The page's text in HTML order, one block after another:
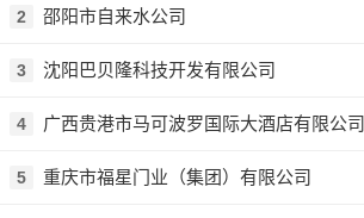
2 邵阳市自来水公司
3 沈阳巴贝隆科技开发有限公司
4 广西贵港市马可波罗国际大酒店有限公司
5 重庆市福星门业（集团）有限公司